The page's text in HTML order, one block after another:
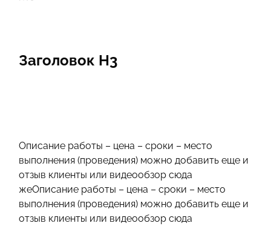
Заголовок Н3
Описание работы – цена – сроки – место
выполнения (проведения) можно добавить еще и
отзыв клиенты или видеообзор сюда
жеОписание работы – цена – сроки – место
выполнения (проведения) можно добавить еще и
отзыв клиенты или видеообзор сюда